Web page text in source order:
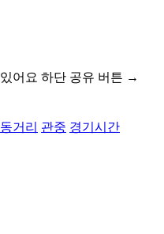
어요 하단 공유 버튼 →
거리 관중 경기시간